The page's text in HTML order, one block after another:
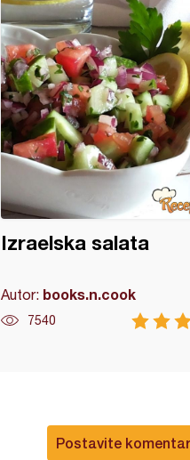
Izraelska salata
Autor: books.n.cook
7540
Postavite komentar